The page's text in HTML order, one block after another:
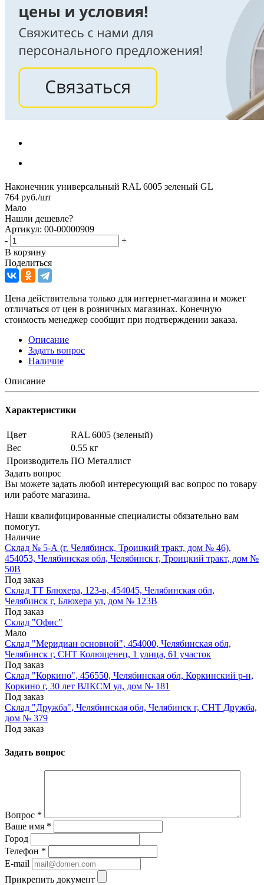
Наконечник универсальный RAL 6005 зеленый GL
764 руб./шт
Мало
Нашли дешевле?
Артикул: 00-00000909
-
+
В корзину
Поделиться
Цена действительна только для интернет-магазина и может
отличаться от цен в розничных магазинах. Конечную
стоимость менеджер сообщит при подтверждении заказа.
Описание
Задать вопрос
Наличие
Описание
Характеристики
Цвет
RAL 6005 (зеленый)
Вес
0.55 кг
Производитель ПО Металлист
Задать вопрос
Вы можете задать любой интересующий вас вопрос по товару
или работе магазина.
Наши квалифицированные специалисты обязательно вам
помогут.
Наличие
Склад № 5-А (г. Челябинск, Троицкий тракт, дом № 46),
454053, Челябинская обл, Челябинск г, Троицкий тракт, дом №
50В
Под заказ
Склад ТТ Блюхера, 123-в, 454045, Челябинская обл,
Челябинск г, Блюхера ул, дом № 123В
Под заказ
Склад "Офис"
Мало
Склад "Меридиан основной", 454000, Челябинская обл,
Челябинск г, СНТ Колющенец, 1 улица, 61 участок
Под заказ
Склад "Коркино", 456550, Челябинская обл, Коркинский р-н,
Коркино г, 30 лет ВЛКСМ ул, дом № 181
Под заказ
Склад "Дружба", Челябинская обл, Челябинск г, СНТ Дружба,
дом № 379
Под заказ
Задать вопрос
Вопрос *
Ваше имя *
Город
Телефон *
E-mail
Прикрепить документ